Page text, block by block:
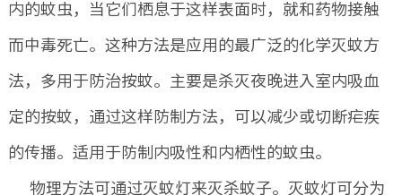
内的蚊虫，当它们栖息于这样表面时，就和药物接触
而中毒死亡。这种方法是应用的最广泛的化学灭蚊方
法，多用于防治按蚊。主要是杀灭夜晚进入室内吸血
定的按蚊，通过这样防制方法，可以减少或切断疟疾
的传播。适用于防制内吸性和内栖性的蚊虫。
物理方法可通过灭蚊灯来灭杀蚊子。灭蚊灯可分为